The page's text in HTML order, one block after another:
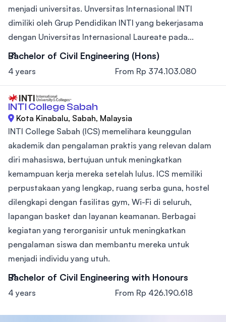
menjadi universitas. Unversitas Internasional INTI
dimiliki oleh Grup Pendidikan INTI yang bekerjasama
dengan Universitas Internasional Laureate pada...
Bachelor of Civil Engineering (Hons)
4 years From Rp 374.103.080
INTI College Sabah
Kota Kinabalu, Sabah, Malaysia
INTI College Sabah (ICS) memelihara keunggulan
akademik dan pengalaman praktis yang relevan dalam
diri mahasiswa, bertujuan untuk meningkatkan
kemampuan kerja mereka setelah lulus. ICS memiliki
perpustakaan yang lengkap, ruang serba guna, hostel
dilengkapi dengan fasilitas gym, Wi-Fi di seluruh,
lapangan basket dan layanan keamanan. Berbagai
kegiatan yang terorganisir untuk meningkatkan
pengalaman siswa dan membantu mereka untuk
menjadi individu yang utuh.
Bachelor of Civil Engineering with Honours
4 years From Rp 426.190.618